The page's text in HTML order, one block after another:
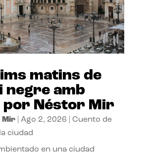
matins de
negre amb
por Néstor Mir
Mir| Ago 2, 2026
Cuento de
ciudad
en una ciudad